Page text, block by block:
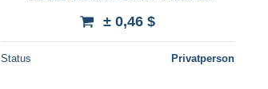
± 0,46 $
Status Privatperson